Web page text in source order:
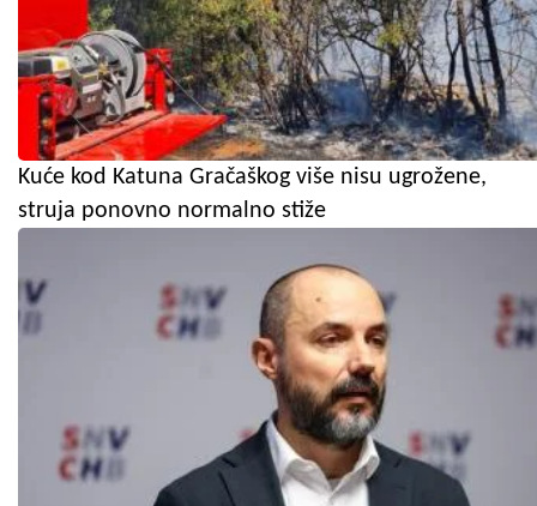
Kuće kod Katuna Gračaškog više nisu ugrožene,
struja ponovno normalno stiže